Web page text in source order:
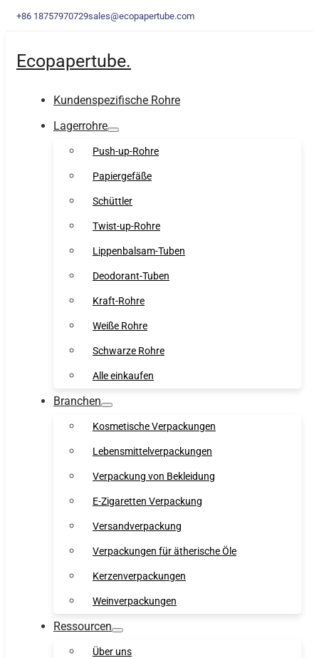
+86 18757970729sales@ecopapertube.com
Ecopapertube.
Kundenspezifische Rohre
Lagerrohre
Push-up-Rohre
Papiergefäße
Schüttler
Twist-up-Rohre
Lippenbalsam-Tuben
Deodorant-Tuben
Kraft-Rohre
Weiße Rohre
Schwarze Rohre
Alle einkaufen
Branchen
Kosmetische Verpackungen
Lebensmittelverpackungen
Verpackung von Bekleidung
E-Zigaretten Verpackung
Versandverpackung
Verpackungen für ätherische Öle
Kerzenverpackungen
Weinverpackungen
Ressourcen
Über uns